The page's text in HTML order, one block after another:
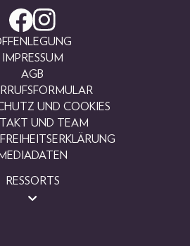
IMPRESSUM
AGB
UND COOKIES
UND TEAM
RESSORTS